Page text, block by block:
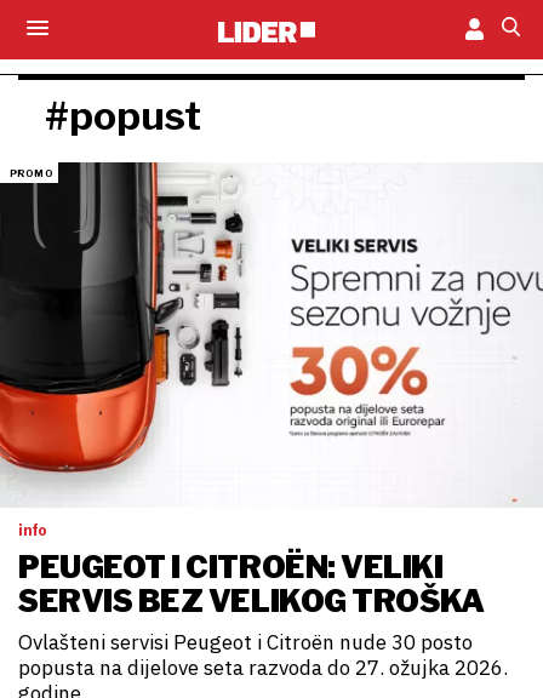
#popust
info
PEUGEOT I CITROËN: VELIKI
SERVIS BEZ VELIKOG TROŠKA
Ovlašteni servisi Peugeot i Citroën nude 30 posto
popusta na dijelove seta razvoda do 27. ožujka 2026.